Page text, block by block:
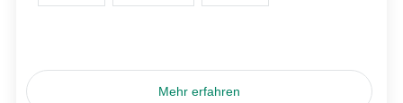
Mehr erfahren